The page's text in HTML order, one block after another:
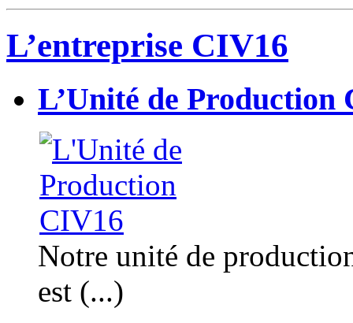
L’entreprise CIV16
L’Unité de Production
Notre unité de
est (...)